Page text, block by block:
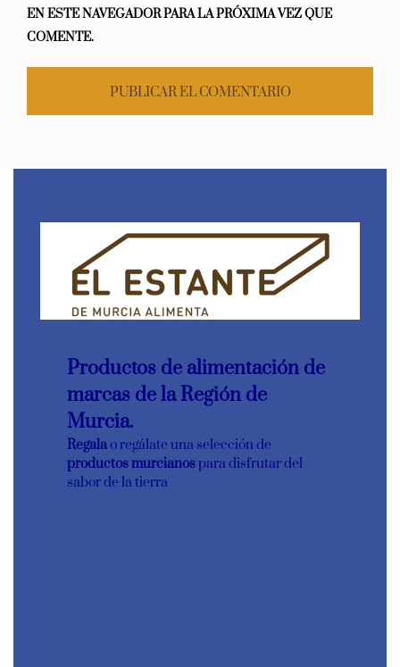
EN ESTE NAVEGADOR PARA LA PRÓXIMA VEZ QUE
COMENTE.
Productos de alimentación de
marcas de la Región de
Murcia.
Regalao regálate una selección de
productos murcianospara disfrutar del
sabor de la tierra